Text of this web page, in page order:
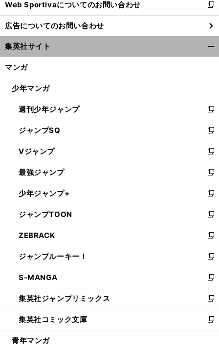
く
Web Sportivaについてのお問い合わせ
新
し
い
ウ
ィ
ン
ウ
開
く
広告についてのお問い合わせ
集英社サイト
マンガ
少年マンガ
週刊少年ジャンプ
新
し
い
ウ
ィ
ン
ド
ウ
で
開
く
ジャンプSQ
新
し
い
ウ
ィ
ン
ド
ウ
で
開
く
Vジャンプ
新
し
い
ウ
ィ
ン
ド
ウ
で
開
く
最強ジャンプ
新
し
い
ウ
ィ
ン
ド
ウ
で
開
く
少年ジャンプ+
新
し
い
ウ
ィ
ン
ド
ウ
で
開
く
ジャンプTOON
新
し
い
ウ
ィ
ン
ド
ウ
で
開
く
ZEBRACK
新
し
い
ウ
ィ
ン
ド
ウ
で
開
ジャンプルーキー！
新
し
い
ウ
ィ
ン
ド
ウ
S-MANGA
新
し
い
ウ
ィ
ン
集英社ジャンプリミックス
新
し
い
ウ
集英社コミック文庫
新
し
青年マンガ